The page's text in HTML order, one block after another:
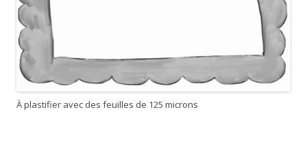
À plastifier avec des feuilles de 125 microns